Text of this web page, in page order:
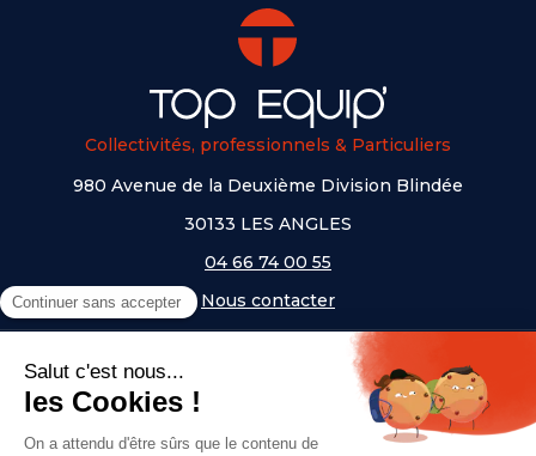
Collectivités, professionnels & Particuliers
980 Avenue de la Deuxième Division Blindée
30133 LES ANGLES
04 66 74 00 55
Nous contacter
NOS UNIVERS